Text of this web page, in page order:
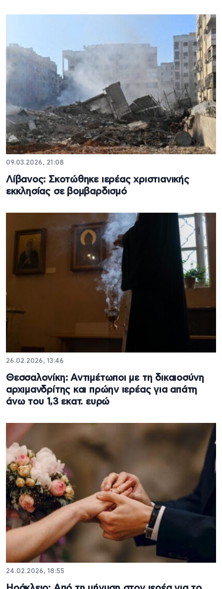
09.03.2026, 21:08
Λίβανος: Σκοτώθηκε ιερέας χριστιανικής
εκκλησίας σε βομβαρδισμό
26.02.2026, 13:46
Θεσσαλονίκη: Αντιμέτωποι με τη δικαιοσύνη
αρχιμανδρίτης και πρώην ιερέας για απάτη
άνω του 1,3 εκατ. ευρώ
24.02.2026, 18:55